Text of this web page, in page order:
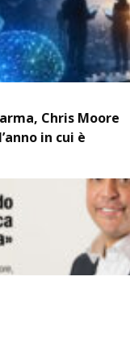
Chris Moore
in cui è